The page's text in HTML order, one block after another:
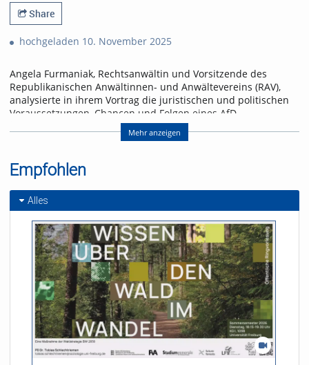
Share
hochgeladen 10. November 2025
Angela Furmaniak, Rechtsanwältin und Vorsitzende des
Republikanischen Anwältinnen- und Anwältevereins (RAV),
analysierte in ihrem Vortrag die juristischen und politischen
Voraussetzungen, Chancen und Folgen eines AfD-
Bundestagsabgeordneten Chantal Kopf (Bündnis 90/Die
Grünen) und Vinzenz Glaser (Die Linke) und die
(CDU) über ein mögliches Parteiverbot. Organisiert wurde die
Veranstaltung vom Freiburger Appell und dem Arbeitskreis
kritischer Jurist_innen (akj).
Referent/in:
Andreas Nagel
Mehr anzeigen
Empfohlen
Alles